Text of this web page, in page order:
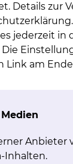
Details zur
jederzeit in
Link am
Anbieter
Inhalten.